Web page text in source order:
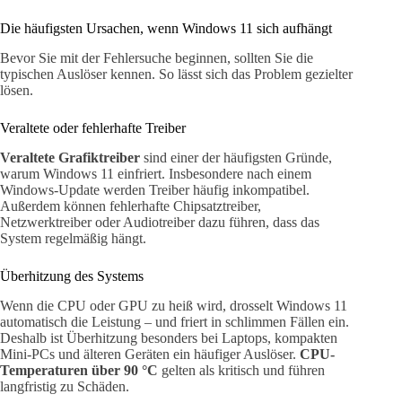
Die häufigsten Ursachen, wenn Windows 11 sich aufhängt
Bevor Sie mit der Fehlersuche beginnen, sollten Sie die
typischen Auslöser kennen. So lässt sich das Problem gezielter
lösen.
Veraltete oder fehlerhafte Treiber
Veraltete Grafiktreiber sind einer der häufigsten Gründe,
warum Windows 11 einfriert. Insbesondere nach einem
Windows-Update werden Treiber häufig inkompatibel.
Außerdem können fehlerhafte Chipsatztreiber,
Netzwerktreiber oder Audiotreiber dazu führen, dass das
System regelmäßig hängt.
Überhitzung des Systems
Wenn die CPU oder GPU zu heiß wird, drosselt Windows 11
automatisch die Leistung – und friert in schlimmen Fällen ein.
Deshalb ist Überhitzung besonders bei Laptops, kompakten
Mini-PCs und älteren Geräten ein häufiger Auslöser. CPU-
Temperaturen über 90 °C gelten als kritisch und führen
langfristig zu Schäden.